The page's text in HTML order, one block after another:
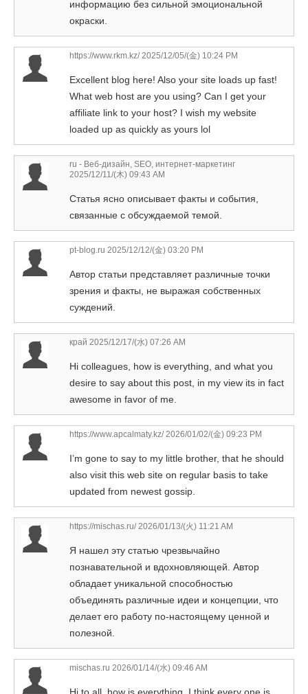
информацию без сильной эмоциональной
окраски.
https://www.rkm.kz/2025/12/05/(金) 10:24 PM
Excellent blog here! Also your site loads up fast!
What web host are you using? Can I get your
affiliate link to your host? I wish my website
loaded up as quickly as yours lol
ru - Веб-дизайн, SEO, интернет-маркетинг
2025/12/11/(木) 09:43 AM
Статья ясно описывает факты и события,
связанные с обсуждаемой темой.
pt-blog.ru 2025/12/12/(金) 03:20 PM
Автор статьи представляет различные точки
зрения и факты, не выражая собственных
суждений.
край 2025/12/17/(水) 07:26 AM
Hi colleagues, how is everything, and what you
desire to say about this post, in my view its in fact
awesome in favor of me.
https://www.apcalmaty.kz/2026/01/02/(金) 09:23 PM
I’m gone to say to my little brother, that he should
also visit this web site on regular basis to take
updated from newest gossip.
https://mischas.ru/2026/01/13/(火) 11:21 AM
Я нашел эту статью чрезвычайно
познавательной и вдохновляющей. Автор
обладает уникальной способностью
объединять различные идеи и концепции, что
делает его работу по-настоящему ценной и
полезной.
mischas.ru 2026/01/14/(水) 09:46 AM